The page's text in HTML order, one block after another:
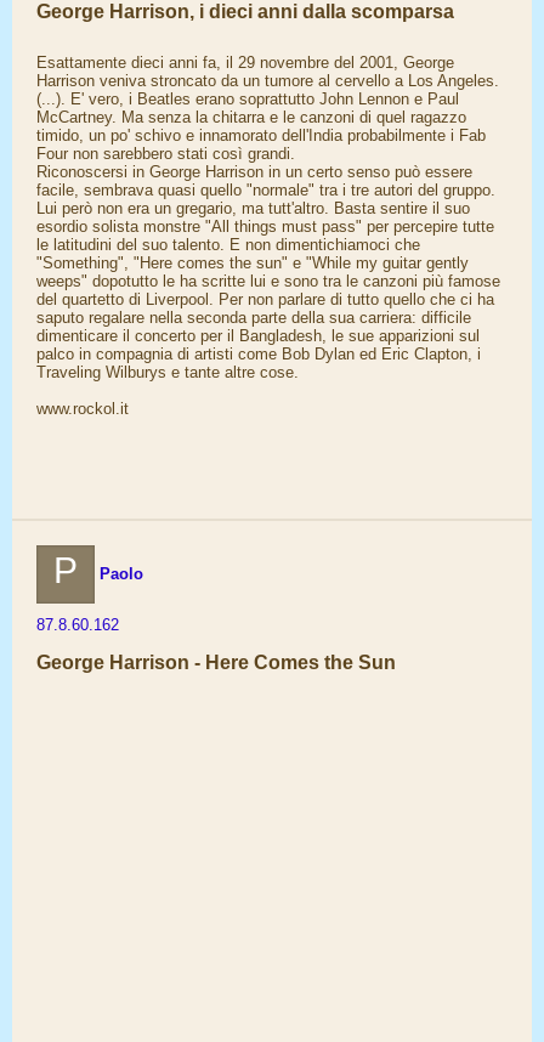
George Harrison, i dieci anni dalla scomparsa
Esattamente dieci anni fa, il 29 novembre del 2001, George
Harrison veniva stroncato da un tumore al cervello a Los Angeles.
(...). E' vero, i Beatles erano soprattutto John Lennon e Paul
McCartney. Ma senza la chitarra e le canzoni di quel ragazzo
timido, un po' schivo e innamorato dell'India probabilmente i Fab
Four non sarebbero stati così grandi.
Riconoscersi in George Harrison in un certo senso può essere
facile, sembrava quasi quello "normale" tra i tre autori del gruppo.
Lui però non era un gregario, ma tutt'altro. Basta sentire il suo
esordio solista monstre "All things must pass" per percepire tutte
le latitudini del suo talento. E non dimentichiamoci che
"Something", "Here comes the sun" e "While my guitar gently
weeps" dopotutto le ha scritte lui e sono tra le canzoni più famose
del quartetto di Liverpool. Per non parlare di tutto quello che ci ha
saputo regalare nella seconda parte della sua carriera: difficile
dimenticare il concerto per il Bangladesh, le sue apparizioni sul
palco in compagnia di artisti come Bob Dylan ed Eric Clapton, i
Traveling Wilburys e tante altre cose.
www.rockol.it
P Paolo
87.8.60.162
George Harrison - Here Comes the Sun